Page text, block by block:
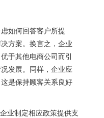
如何回答客户所提
方案。换言之，企业
于其他电商公司而引
发展。同样，企业应
是保持顾客关系良好
制定相应政策提供支